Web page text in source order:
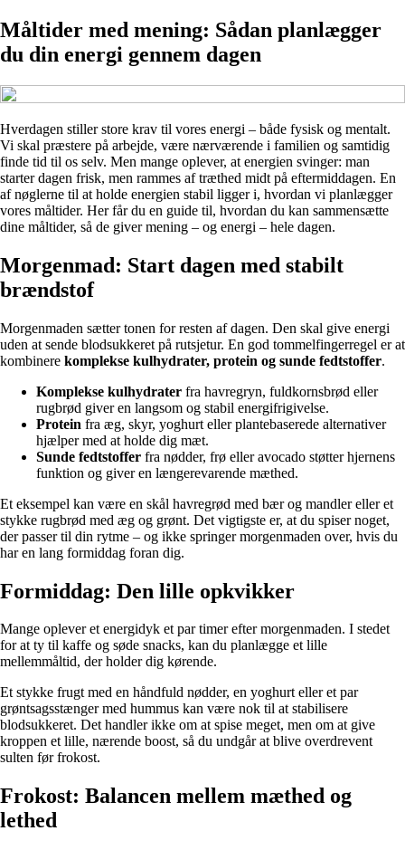
Måltider med mening: Sådan planlægger
du din energi gennem dagen
Hverdagen stiller store krav til vores energi – både fysisk og mentalt.
Vi skal præstere på arbejde, være nærværende i familien og samtidig
finde tid til os selv. Men mange oplever, at energien svinger: man
starter dagen frisk, men rammes af træthed midt på eftermiddagen. En
af nøglerne til at holde energien stabil ligger i, hvordan vi planlægger
vores måltider. Her får du en guide til, hvordan du kan sammensætte
dine måltider, så de giver mening – og energi – hele dagen.
Morgenmad: Start dagen med stabilt
brændstof
Morgenmaden sætter tonen for resten af dagen. Den skal give energi
uden at sende blodsukkeret på rutsjetur. En god tommelfingerregel er at
kombinere komplekse kulhydrater, protein og sunde fedtstoffer.
Komplekse kulhydrater fra havregryn, fuldkornsbrød eller
rugbrød giver en langsom og stabil energifrigivelse.
Protein fra æg, skyr, yoghurt eller plantebaserede alternativer
hjælper med at holde dig mæt.
Sunde fedtstoffer fra nødder, frø eller avocado støtter hjernens
funktion og giver en længerevarende mæthed.
Et eksempel kan være en skål havregrød med bær og mandler eller et
stykke rugbrød med æg og grønt. Det vigtigste er, at du spiser noget,
der passer til din rytme – og ikke springer morgenmaden over, hvis du
har en lang formiddag foran dig.
Formiddag: Den lille opkvikker
Mange oplever et energidyk et par timer efter morgenmaden. I stedet
for at ty til kaffe og søde snacks, kan du planlægge et lille
mellemmåltid, der holder dig kørende.
Et stykke frugt med en håndfuld nødder, en yoghurt eller et par
grøntsagsstænger med hummus kan være nok til at stabilisere
blodsukkeret. Det handler ikke om at spise meget, men om at give
kroppen et lille, nærende boost, så du undgår at blive overdrevent
sulten før frokost.
Frokost: Balancen mellem mæthed og
lethed